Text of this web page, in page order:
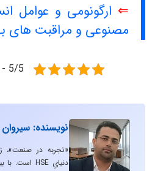
⇐ ارگونومی و عوامل
مصنوعی و مراقبت های
5/5 - (1 امتیاز)
نویسنده:
«تجربه در صنعت»،